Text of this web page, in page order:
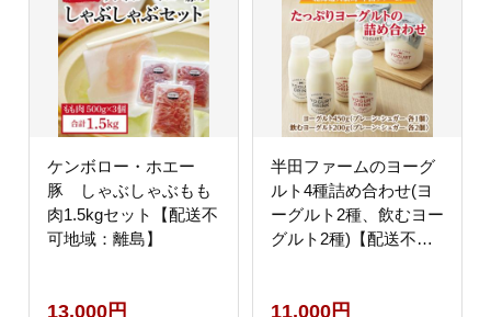
ケンボロー・ホエー
豚 しゃぶしゃぶもも
肉1.5kgセット【配送不
可地域：離島】
13,000円
半田ファームのヨーグ
ルト4種詰め合わせ(ヨ
ーグルト2種、飲むヨー
グルト2種)【配送不可
11,000円